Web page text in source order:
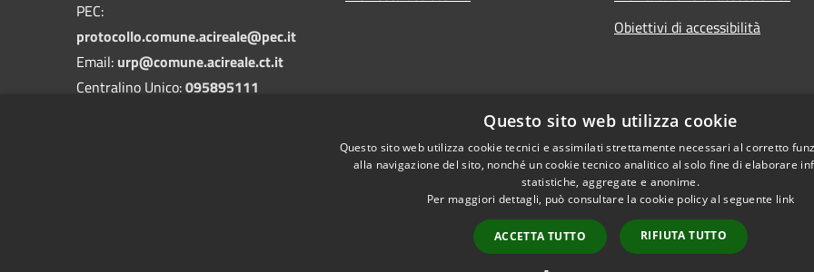
PEC:
protocollo.comune.acireale@pec.it
Email: urp@comune.acireale.ct.it
Centralino Unico:095895111
Obiettivi di accessibilità
Questo sito web utilizza cookie
Questo sito web utilizza cookie tecnici e assimilati strettamente necessari al corretto
alla navigazione del sito, nonché un cookie tecnico analitico al solo fine di elaborare
statistiche, aggregate e anonime.
Per maggiori dettagli, può consultare la cookie policy al seguente link
ACCETTA TUTTO RIFIUTA TUTTO